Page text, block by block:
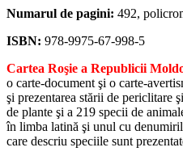
Numarul de pagini: 492,
ISBN: 978-9975-67-998-5
Cartea Roşie a Republicii
o carte-document şi o carte-
şi prezentarea stării de periclitare
de plante şi a 219 specii de
în limba latină şi unul cu
care descriu speciile sunt